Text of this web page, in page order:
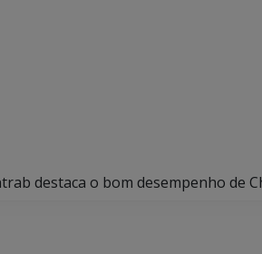
destaca o bom desempenho de